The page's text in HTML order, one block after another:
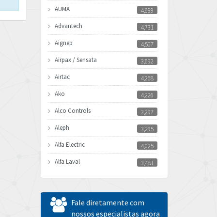
AUMA
4,639
Advantech
4,731
Aignep
4,507
Airpax / Sensata
3,692
Airtac
4,268
Ako
4,226
Alco Controls
3,297
Aleph
3,295
Alfa Electric
4,025
Alfa Laval
3,481
Allen Bradley
4,544
Allen West
Amperite
3,324
Fale diretamente com
nossos especialistas agora